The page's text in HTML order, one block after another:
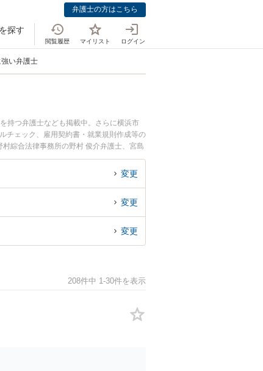
弁護士の方はこちら
探す
閲覧履歴 マイリスト ログイン
い弁護士
持つ弁護士なども掲載中。さらに横浜市
チェック、雇用契約書・就業規則作成等の
綜合法律事務所の野村 俊介弁護士、宮島
FC・フランチャイズ契約のトラブルを今
フランチャイズ契約を法律相談できる神
変更
変更
変更
208件中 1-30件を表示